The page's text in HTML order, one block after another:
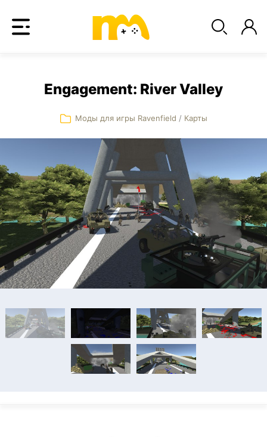
Engagement: River Valley
Моды для игры Ravenfield / Карты